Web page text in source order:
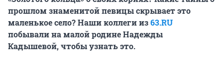
прошлом знаменитой певицы скрывает это
маленькое село? Наши коллеги из63.RU
побывали на малой родине Надежды
Кадышевой, чтобы узнать это.